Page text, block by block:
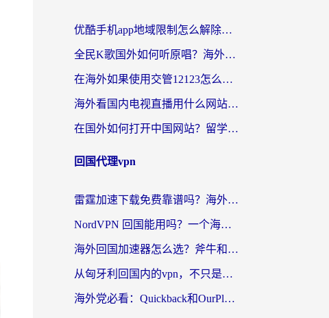
优酷手机app地域限制怎么解除？海外党亲测有效的追剧方案
全民K歌国外如何听原唱？海外党亲测有效的回国加速器选择指南
在海外如果使用交管12123怎么处理？留学生亲测有效的回国加速方案
海外看国内电视直播用什么网站比较好？一篇解决你所有追剧难题的实用指南
在国外如何打开中国网站？留学生与海外华人的无缝访问指南
回国代理vpn
雷霆加速下载免费靠谱吗？海外党选回国加速器的避坑指南（附热门工具对比）
NordVPN 回国能用吗？一个海外用户必须面对的真实困境
海外回国加速器怎么选？斧牛和海龟哪个好？一篇帮你避开坑的实用指南
从匈牙利回国内的vpn，不只是为了刷剧那么简单
海外党必看：Quickback和OurPlay好用吗？3分钟选对回国加速器，无缝刷剧玩游戏